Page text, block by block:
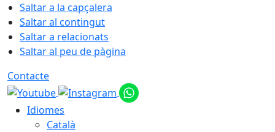
Saltar a la capçalera
Saltar al contingut
Saltar a relacionats
Saltar al peu de pàgina
Contacte
Idiomes
Català